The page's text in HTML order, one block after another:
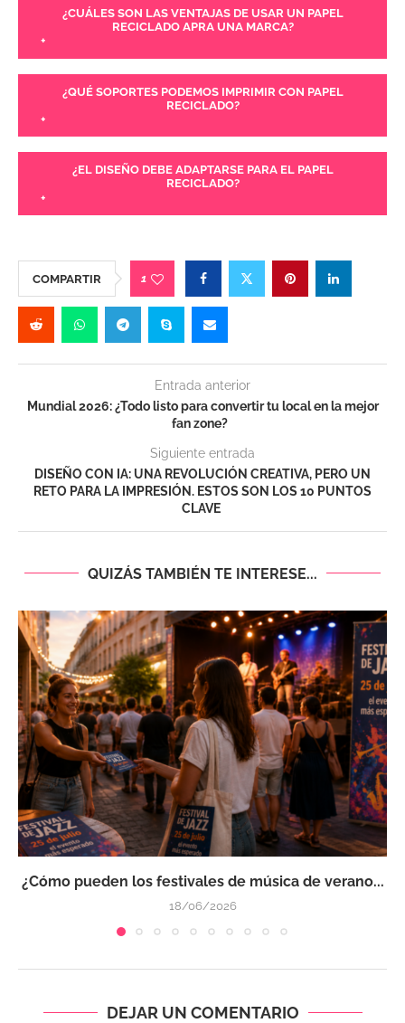
¿CUÁLES SON LAS VENTAJAS DE USAR UN PAPEL
RECICLADO APRA UNA MARCA?
+
¿QUÉ SOPORTES PODEMOS IMPRIMIR CON PAPEL
RECICLADO?
+
¿EL DISEÑO DEBE ADAPTARSE PARA EL PAPEL
RECICLADO?
+
COMPARTIR 1
Entrada anterior
Mundial 2026: ¿Todo listo para convertir tu local en la mejor
fan zone?
Siguiente entrada
DISEÑO CON IA: UNA REVOLUCIÓN CREATIVA, PERO UN
RETO PARA LA IMPRESIÓN. ESTOS SON LOS 10 PUNTOS
CLAVE
QUIZÁS TAMBIÉN TE INTERESE...
¿Cómo pueden los festivales de música de verano...
18/06/2026
DEJAR UN COMENTARIO